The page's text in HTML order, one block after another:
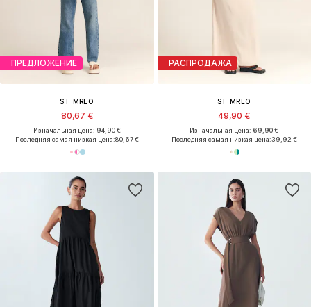
ПРЕДЛОЖЕНИЕ
ST MRLO
80,67 €
Изначальная цена: 94,90 €
Последняя самая низкая цена:80,67 €
РАСПРОДАЖА
ST MRLO
49,90 €
Изначальная цена: 69,90 €
Последняя самая низкая цена:39,92 €